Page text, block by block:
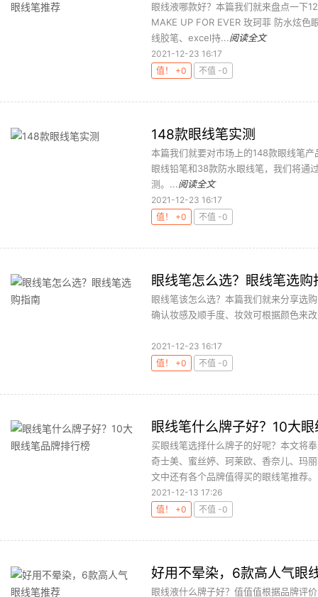
眼线液哪款好？本篇我们就来盘点一下
MAKE UP FOR EVER 玫珂菲 防水炫
线胶笔、excel持...阅读全文
2021-12-23 16:17
值！ +0
不值 -0
148款眼线笔实测
本篇我们就要对市场上的148款眼线笔
眼线铅笔和38款防水眼线笔，我们将通
测。...阅读全文
2021-12-23 16:17
值！ +0
不值 -0
眼线笔怎么选？眼线笔选购
眼线笔该怎么选？本篇我们就来分享选
确认妆感及顺手度、妆效可根据颜色来
2021-12-23 16:17
值！ +0
不值 -0
眼线笔什么牌子好？10大
买眼线笔选择什么牌子的好呢？本文将
奇士美、蜜丝婷、珂莱欧、香奈儿、玛
文中还有各个品牌值得买的眼线笔推荐
2021-12-13 17:26
值！ +0
不值 -0
好用不晕染，6款高人气眼
眼线液什么牌子好？值值值根据品牌评